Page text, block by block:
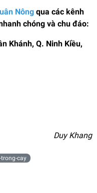
Nông qua các kênh
chóng và chu đáo:
Khánh, Q. Ninh Kiều,
Duy Khang
trong-cay